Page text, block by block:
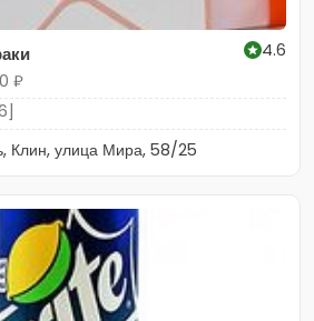
4.6
₽
Клин, улица Мира, 58/25